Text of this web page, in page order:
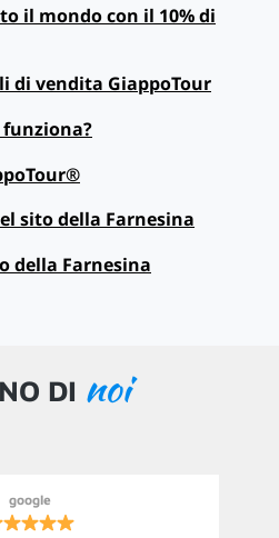
il mondo con il 10% di
di vendita GiappoTour
funziona?
sito della Farnesina
della Farnesina
DI noi
google